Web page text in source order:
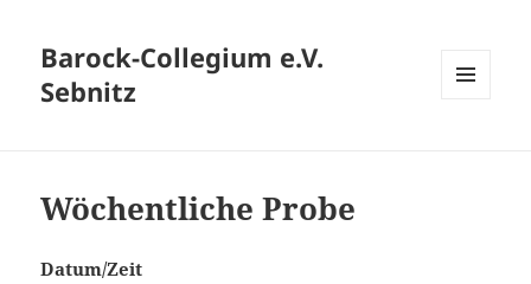
Barock-Collegium e.V.
Sebnitz
Wöchentliche Probe
Datum/Zeit